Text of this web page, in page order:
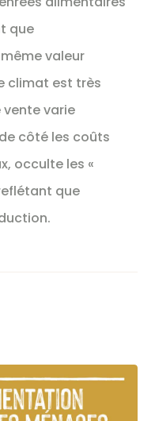
que
valeur
climat est très
vente varie
côté les coûts
occulte les «
que